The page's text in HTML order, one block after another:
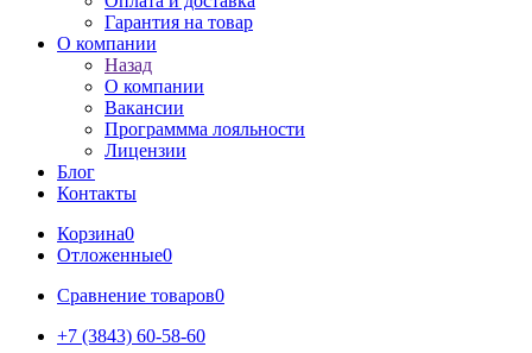
Гарантия на товар
О компании
Назад
О компании
Вакансии
Программма лояльности
Лицензии
Блог
Контакты
Корзина0
Отложенные0
Сравнение товаров0
+7 (3843) 60-58-60